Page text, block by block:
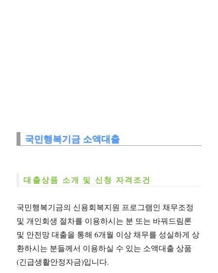
국민행복기금 소액대출
대출상품 소개 및 신청 자격조건
국민행복기금의 신용회복지원 프로그램인 채무조정
및 개인회생 절차를 이용하시는 분 또는 바꿔드림론
및 안전망 대출을 통해 6개월 이상 채무를 성실하게 상
환하시는 분들께서 이용하실 수 있는 소액대출 상품
(긴급생활안정자금)입니다.